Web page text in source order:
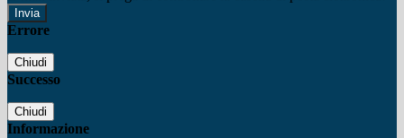
Errore
Chiudi
Successo
Chiudi
Informazione